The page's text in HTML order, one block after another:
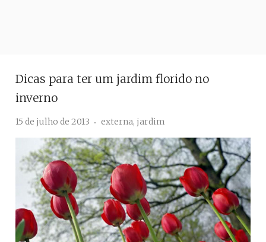
Dicas para ter um jardim florido no
inverno
15 de julho de 2013 externa, jardim